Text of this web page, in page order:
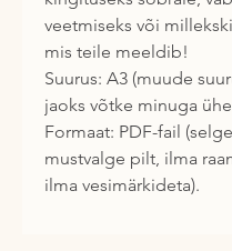
veetmiseks või
mis teile meeldib!
Suurus: A3 (muude
jaoks võtke minuga
Formaat: PDF-fail (selge
mustvalge pilt, ilma
ilma vesimärkideta).